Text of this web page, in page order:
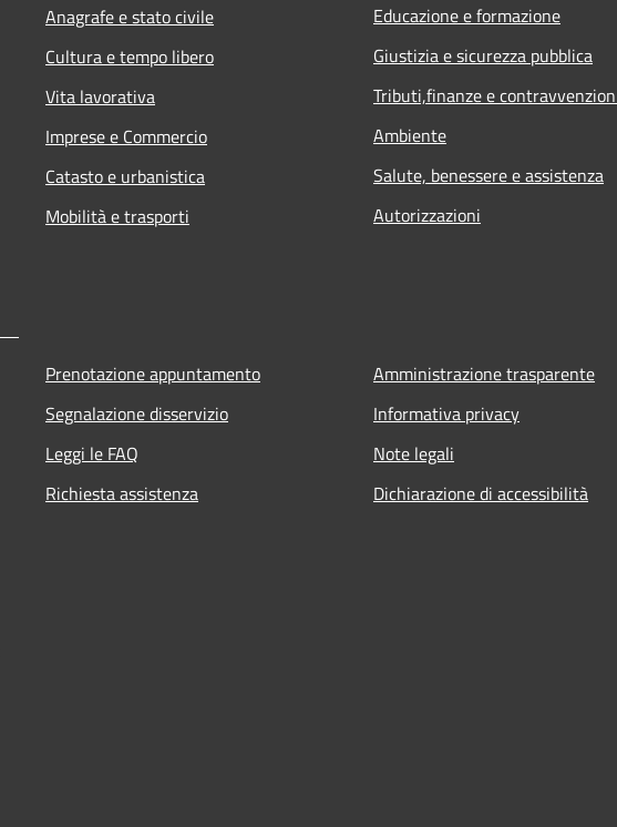
Anagrafe e stato civile
Cultura e tempo libero
Vita lavorativa
Imprese e Commercio
Catasto e urbanistica
Mobilità e trasporti
Educazione e formazione
Giustizia e sicurezza pubblica
Tributi,finanze e
Ambiente
Salute, benessere e assistenza
Autorizzazioni
Prenotazione appuntamento
Segnalazione disservizio
Leggi le FAQ
Richiesta assistenza
Amministrazione trasparente
Informativa privacy
Note legali
Dichiarazione di accessibilità